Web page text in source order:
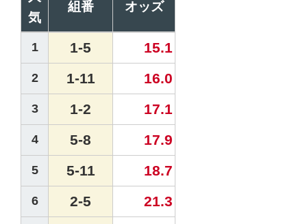
気
組番 オッズ
1 1-5 15.1
2 1-11 16.0
3 1-2 17.1
4 5-8 17.9
5 5-11 18.7
6 2-5 21.3